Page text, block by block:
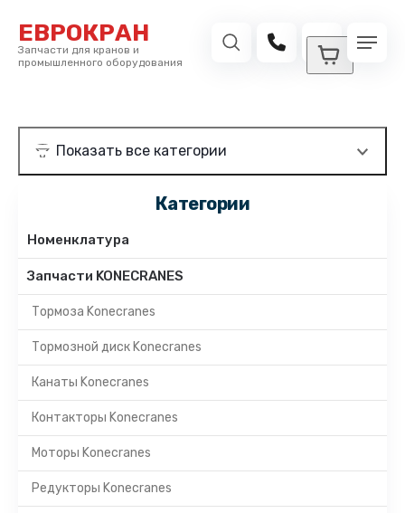
ЕВРОКРАН
Запчасти для кранов и
промышленного оборудования
Категории
Номенклатура
Запчасти KONECRANES
Тормоза Konecranes
Тормозной диск Konecranes
Канаты Konecranes
Контакторы Konecranes
Моторы Konecranes
Редукторы Konecranes